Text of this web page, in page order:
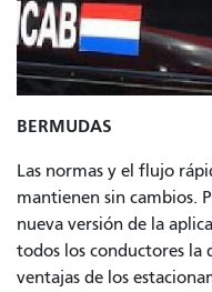
BERMUDAS
Las normas y el flujo
mantienen sin cambios.
nueva versión de la
todos los conductores la
ventajas de los